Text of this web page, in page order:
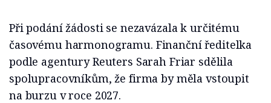
Při podání žádosti se nezavázala k určitému
časovému harmonogramu. Finanční ředitelka
podle agentury Reuters Sarah Friar sdělila
spolupracovníkům, že firma by měla vstoupit
na burzu v roce 2027.